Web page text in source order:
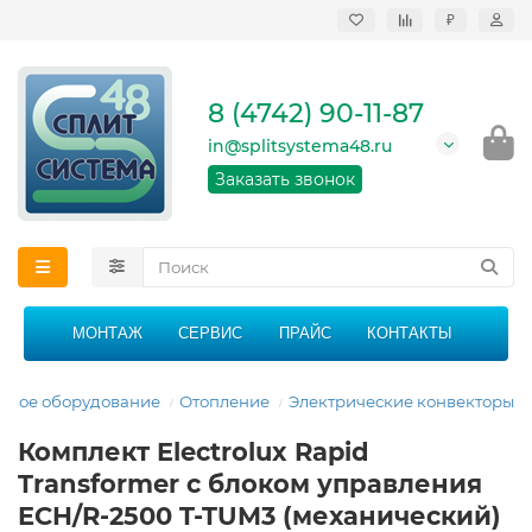
₽
кондиционеров в
области
График работы: 9:00 -
21:00 без перерыва и
8 (4742) 90-11-87
in@splitsystema48.ru
Заказать звонок
МОНТАЖ СЕРВИС ПРАЙС КОНТАКТЫ
оборудование Отопление Электрические конвекторы
Комплект Electrolux Rapid
Transformer с блоком управления
ECH/R-2500 T-TUM3 (механический)